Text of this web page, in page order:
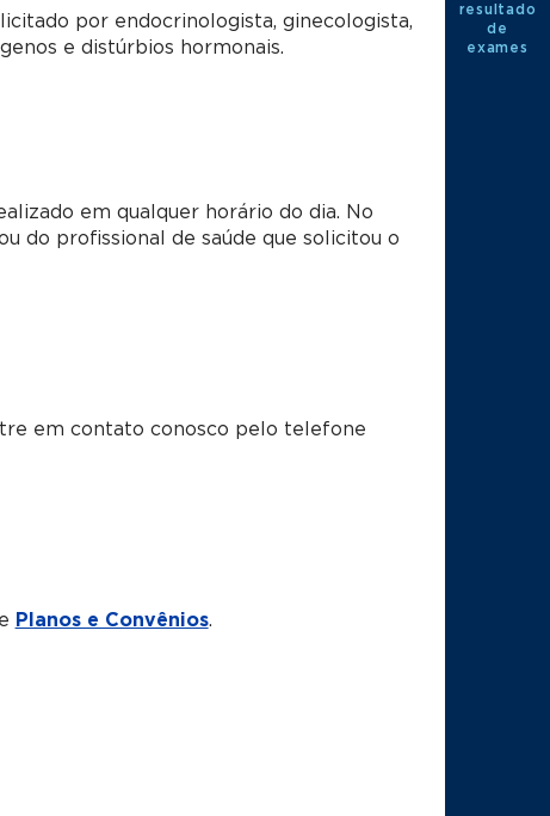
por endocrinologista, ginecologista,
e distúrbios hormonais.
em qualquer horário do dia. No
do profissional de saúde que solicitou o
em contato conosco pelo telefone
Planos e Convênios.
resultado
de
exames